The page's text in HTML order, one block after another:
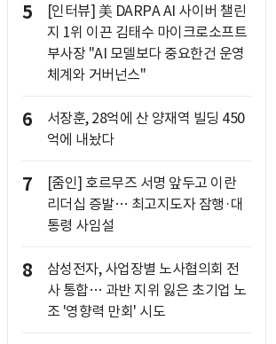
5
[인터뷰] 美 DARPA AI 사이버 챌린
지 1위 이끈 김태수 마이크로소프트
부사장 "AI 모델보다 중요한건 운영
체계와 거버넌스"
6
서장훈, 28억에 산 양재역 빌딩 450
억에 내놨다
7
[줌인] 호르무즈 서명 앞두고 이란
리더십 증발… 최고지도자 잠행·대
통령 사임설
8
삼성전자, 사업장별 노사협의회 전
사 통합… 과반 지위 잃은 초기업 노
조 '영향력 만회' 시도